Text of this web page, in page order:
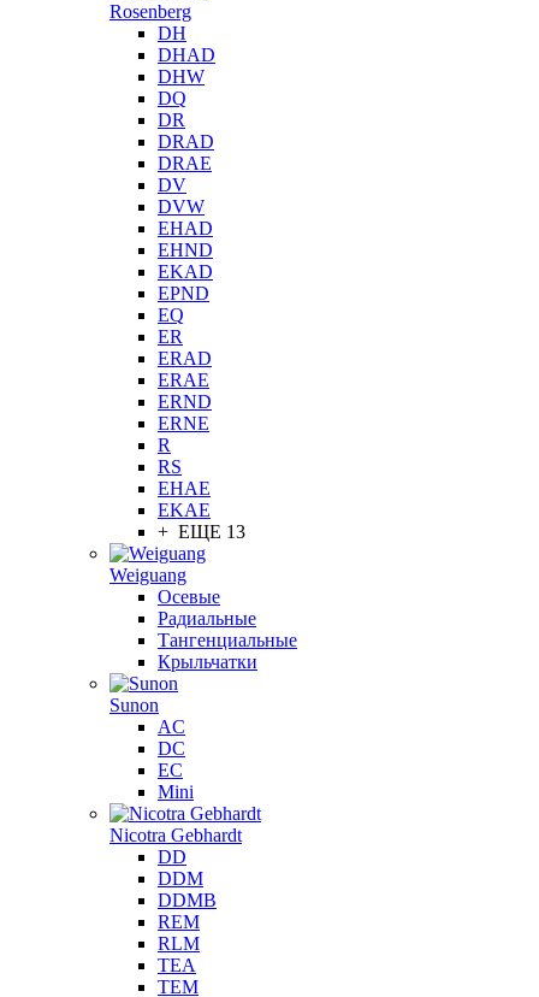
Rosenberg
DH
DHAD
DHW
DQ
DR
DRAD
DRAE
DV
DVW
EHAD
EHND
EKAD
EPND
EQ
ER
ERAD
ERAE
ERND
ERNE
R
RS
EHAE
EKAE
+ ЕЩЕ 13
Weiguang
Осевые
Радиальные
Тангенциальные
Крыльчатки
Sunon
AC
DC
EC
Mini
Nicotra Gebhardt
DD
DDM
DDMB
REM
RLM
TEA
TEM